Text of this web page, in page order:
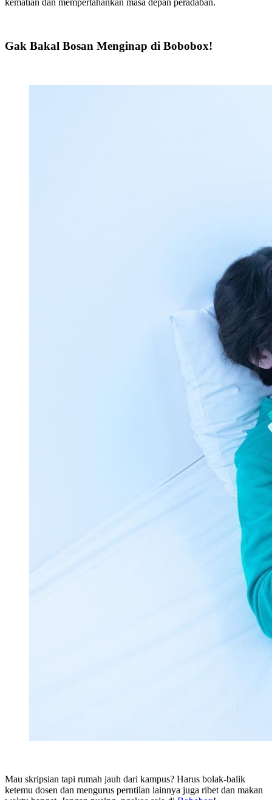
Gak Bakal Bosan Menginap di Bobobox!
Mau skripsian tapi rumah jauh dari kampus? Harus bolak-balik
ketemu dosen dan mengurus perntilan lainnya juga ribet dan makan